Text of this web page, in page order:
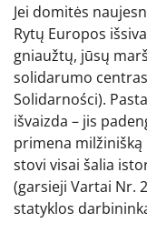
Jei domitės
Rytų Europos
gniaužtų, jūsų
solidarumo
Solidarności).
išvaizda – jis
primena
stovi visai šalia
(garsieji Vartai Nr.
statyklos